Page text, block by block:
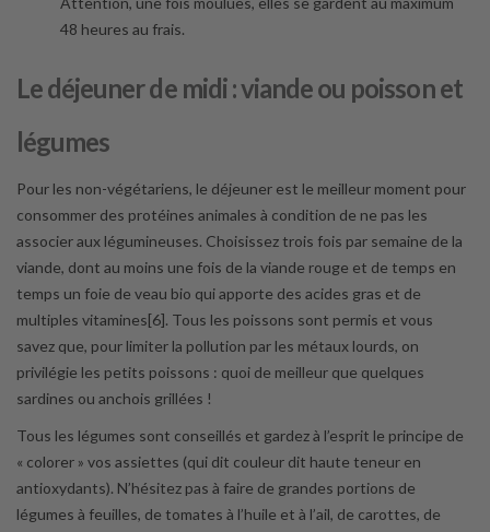
48 heures au frais.
Le déjeuner de midi : viande ou poisson et
légumes
Pour les non-végétariens, le déjeuner est le meilleur moment pour
consommer des protéines animales à condition de ne pas les
associer aux légumineuses. Choisissez trois fois par semaine de la
viande, dont au moins une fois de la viande rouge et de temps en
temps un foie de veau bio qui apporte des acides gras et de
multiples vitamines[6]. Tous les poissons sont permis et vous
savez que, pour limiter la pollution par les métaux lourds, on
privilégie les petits poissons : quoi de meilleur que quelques
sardines ou anchois grillées !
Tous les légumes sont conseillés et gardez à l’esprit le principe de
« colorer » vos assiettes (qui dit couleur dit haute teneur en
antioxydants). N’hésitez pas à faire de grandes portions de
légumes à feuilles, de tomates à l’huile et à l’ail, de carottes, de